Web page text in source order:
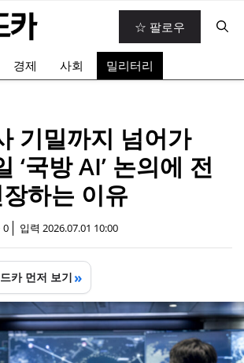
☆ 팔로우
경제 사회 밀리터리
기밀까지 넘어가
‘국방 AI’ 논의에 전
하는 이유
0 입력 2026.07.01 10:00
카 먼저 보기 »